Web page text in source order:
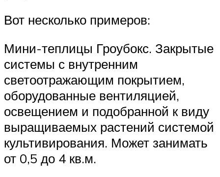
Вот несколько примеров:
Мини-теплицы Гроубокс. Закрытые
системы с внутренним
светоотражающим покрытием,
оборудованные вентиляцией,
освещением и подобранной к виду
выращиваемых растений системой
культивирования. Может занимать
от 0,5 до 4 кв.м.